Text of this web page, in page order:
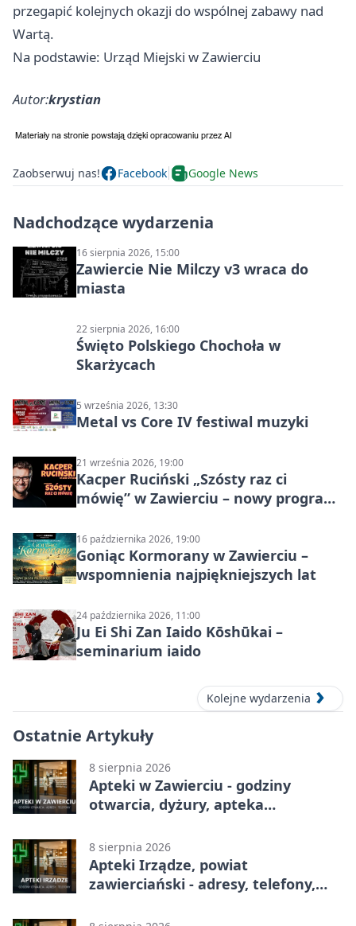
przegapić kolejnych okazji do wspólnej zabawy nad
Wartą.
Na podstawie: Urząd Miejski w Zawierciu
Autor:krystian
Zaobserwuj nas! Facebook Google News
Nadchodzące wydarzenia
16 sierpnia 2026, 15:00
Zawiercie Nie Milczy v3 wraca do
miasta
22 sierpnia 2026, 16:00
Święto Polskiego Chochoła w
Skarżycach
5 września 2026, 13:30
Metal vs Core IV festiwal muzyki
21 września 2026, 19:00
Kacper Ruciński „Szósty raz ci
mówię” w Zawierciu – nowy program
16 października 2026, 19:00
Goniąc Kormorany w Zawierciu –
wspomnienia najpiękniejszych lat
24 października 2026, 11:00
Ju Ei Shi Zan Iaido Kōshūkai –
seminarium iaido
Kolejne wydarzenia
Ostatnie Artykuły
8 sierpnia 2026
Apteki w Zawierciu - godziny
otwarcia, dyżury, apteka
8 sierpnia 2026
Apteki Irządze, powiat
zawierciański - adresy, telefony,